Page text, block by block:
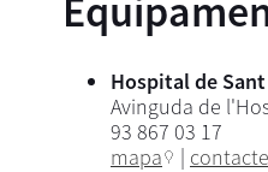
Hospital de
Avinguda de
93 867 03 17
mapa
| contacte